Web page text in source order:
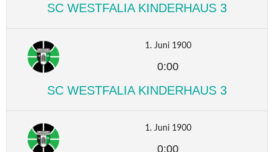
SC WESTFALIA KINDERHAUS 3
1. Juni 1900
0:00
SC WESTFALIA KINDERHAUS 3
1. Juni 1900
0:00